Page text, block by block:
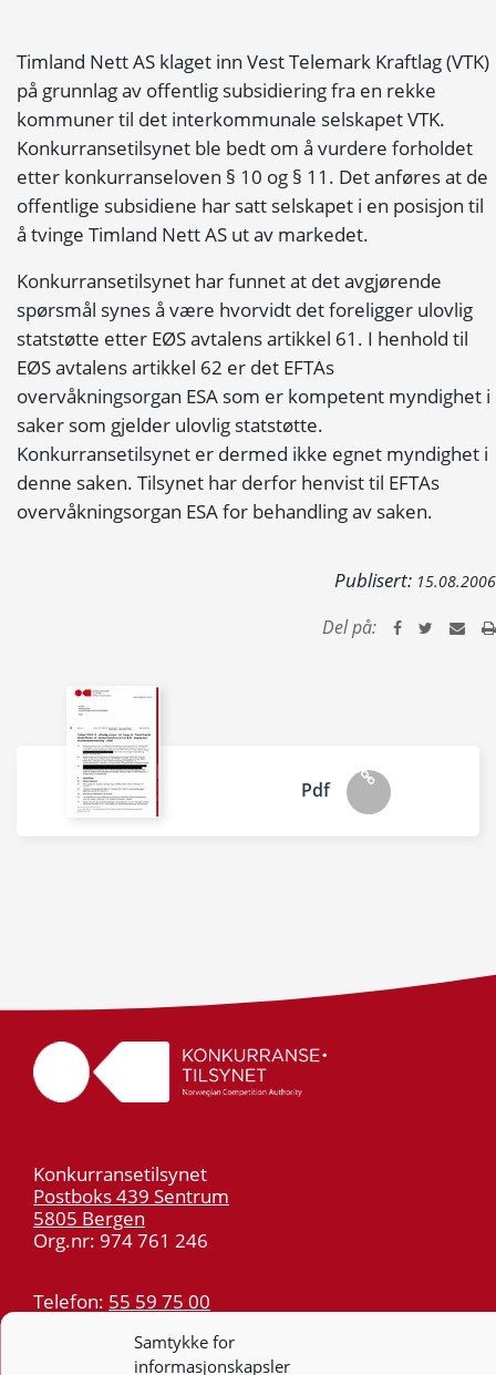
Samtykke for
informasjonskapsler
Timland Nett AS klaget inn Vest Telemark Kraftlag (VTK)
på grunnlag av offentlig subsidiering fra en rekke
kommuner til det interkommunale selskapet VTK.
Konkurransetilsynet ble bedt om å vurdere forholdet
etter konkurranseloven § 10 og § 11. Det anføres at de
offentlige subsidiene har satt selskapet i en posisjon til
å tvinge Timland Nett AS ut av markedet.
Konkurransetilsynet har funnet at det avgjørende
spørsmål synes å være hvorvidt det foreligger ulovlig
statstøtte etter EØS avtalens artikkel 61. I henhold til
EØS avtalens artikkel 62 er det EFTAs
overvåkningsorgan ESA som er kompetent myndighet i
saker som gjelder ulovlig statstøtte.
Konkurransetilsynet er dermed ikke egnet myndighet i
denne saken. Tilsynet har derfor henvist til EFTAs
overvåkningsorgan ESA for behandling av saken.
Publisert: 15.08.2006
Del på:
Pdf
Konkurransetilsynet
Postboks 439 Sentrum
5805 Bergen
Org.nr: 974 761 246
Telefon: 55 59 75 00
Nyhetsvarsel >>